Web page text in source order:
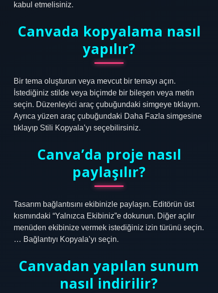
kabul etmelisiniz.
Canvada kopyalama nasıl
yapılır?
Bir tema oluşturun veya mevcut bir temayı açın.
İstediğiniz stilde veya biçimde bir bileşen veya metin
seçin. Düzenleyici araç çubuğundaki simgeye tıklayın.
Ayrıca yüzen araç çubuğundaki Daha Fazla simgesine
tıklayıp Stili Kopyala’yı seçebilirsiniz.
Canva’da proje nasıl
paylaşılır?
Tasarım bağlantısını ekibinizle paylaşın. Editörün üst
kısmındaki “Yalnızca Ekibiniz”e dokunun. Diğer açılır
menüden ekibinize vermek istediğiniz izin türünü seçin.
… Bağlantıyı Kopyala’yı seçin.
Canvadan yapılan sunum
nasıl indirilir?